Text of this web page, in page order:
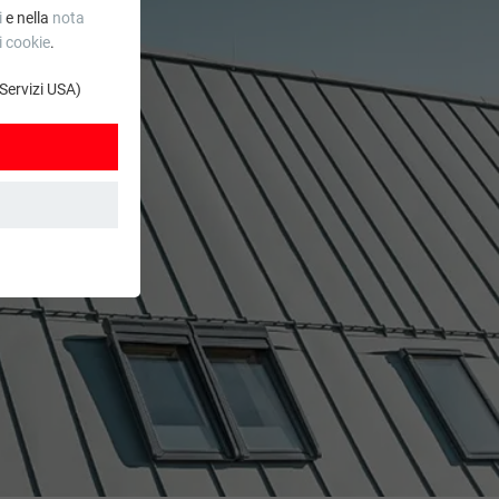
e nella nota
cookie.
USA)
sito web. Le